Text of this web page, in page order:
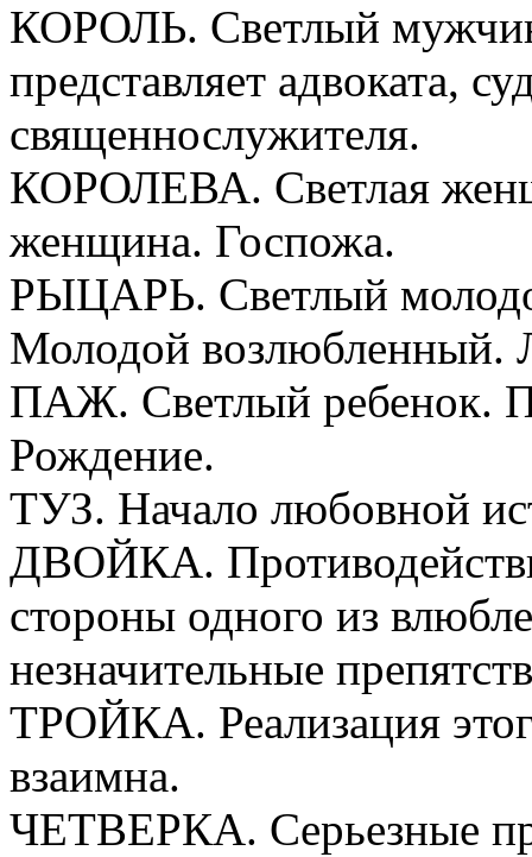
КОРОЛЬ. Светлый
представляет адвоката,
священнослужителя.
КОРОЛЕВА. Светлая
женщина. Госпожа.
РЫЦАРЬ. Светлый
Молодой возлюбленный.
ПАЖ. Светлый ребенок.
Рождение.
ТУЗ. Начало любовной
ДВОЙКА.
стороны одного из
незначительные
ТРОЙКА. Реализация
взаимна.
ЧЕТВЕРКА. Серьезные